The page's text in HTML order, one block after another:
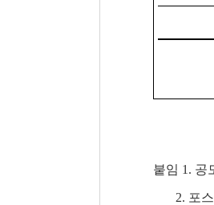
붙임 1. 공
2. 포스